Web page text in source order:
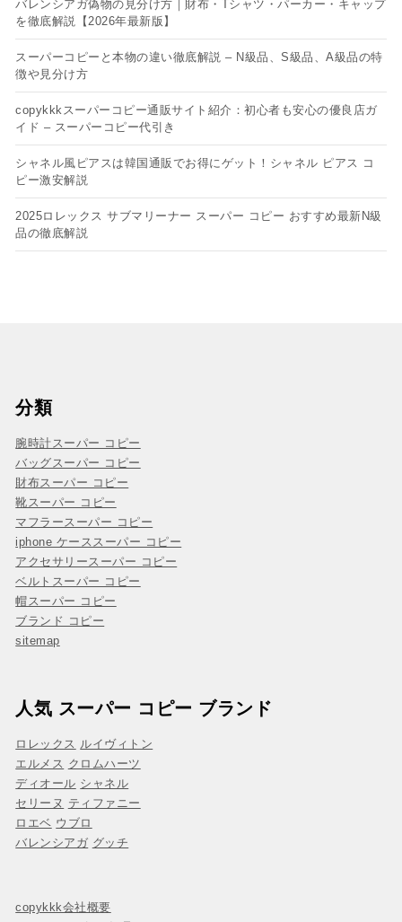
バレンシアガ偽物の見分け方｜財布・Tシャツ・パーカー・キャップ
を徹底解説【2026年最新版】
スーパーコピーと本物の違い徹底解説 – N級品、S級品、A級品の特
徴や見分け方
copykkkスーパーコピー通販サイト紹介：初心者も安心の優良店ガ
イド – スーパーコピー代引き
シャネル風ピアスは韓国通販でお得にゲット！シャネル ピアス コ
ピー​激安解説
2025ロレックス サブマリーナー スーパー コピー おすすめ最新N級
品の徹底解説
分類
腕時計スーパー コピー
バッグスーパー コピー
財布スーパー コピー
靴スーパー コピー
マフラースーパー コピー
iphone ケーススーパー コピー
アクセサリースーパー コピー
ベルトスーパー コピー
帽スーパー コピー
ブランド コピー
sitemap
人気 スーパー コピー ブランド
ロレックス ルイヴィトン
エルメス クロムハーツ
ディオール シャネル
セリーヌ ティファニー
ロエベ ウブロ
バレンシアガ グッチ
copykkk会社概要